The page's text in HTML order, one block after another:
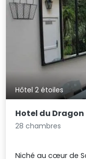
Hôtel 2 étoiles
Hotel du Dragon
28 chambres
Niché au cœur de